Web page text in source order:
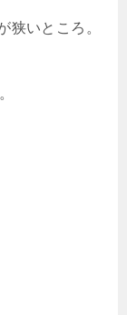
狭いところ。